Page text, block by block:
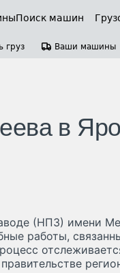
Поиск машин
груз Ваши машины
в
(НПЗ) имени
работы,